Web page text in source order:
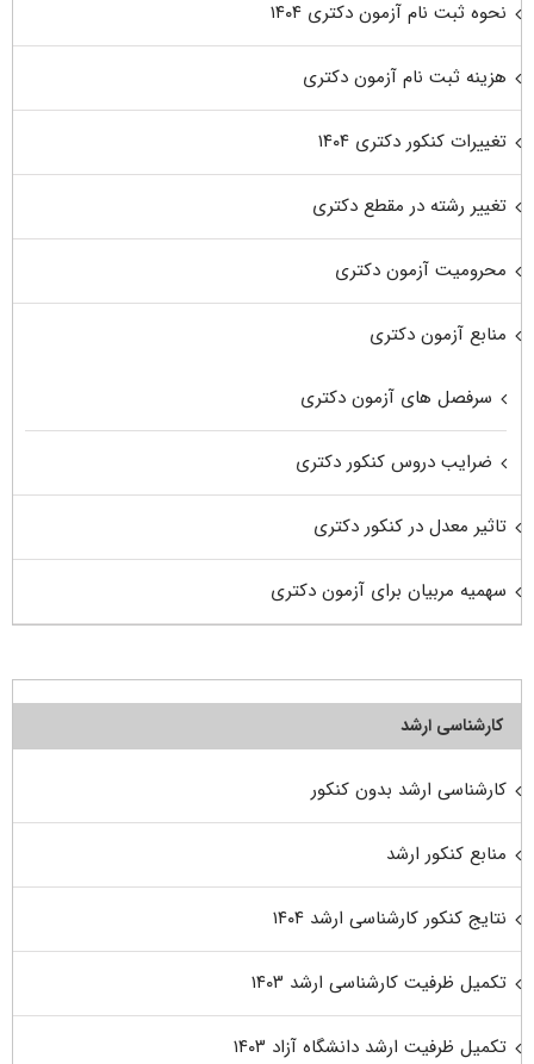
نحوه ثبت نام آزمون دکتری ۱۴۰۴
هزینه ثبت نام آزمون دکتری
تغییرات کنکور دکتری ۱۴۰۴
تغییر رشته در مقطع دکتری
محرومیت آزمون دکتری
منابع آزمون دکتری
سرفصل های آزمون دکتری
ضرایب دروس کنکور دکتری
تاثیر معدل در کنکور دکتری
سهمیه مربیان برای آزمون دکتری
کارشناسی ارشد
کارشناسی ارشد بدون کنکور
منابع کنکور ارشد
نتایج کنکور کارشناسی ارشد ۱۴۰۴
تکمیل ظرفیت کارشناسی ارشد ۱۴۰۳
تکمیل ظرفیت ارشد دانشگاه آزاد ۱۴۰۳